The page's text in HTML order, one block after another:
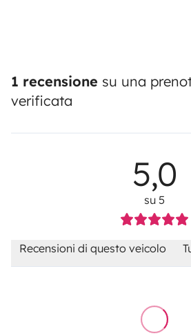
1 recensione su una
verificata
5,0
su 5
Recensioni di questo veicolo